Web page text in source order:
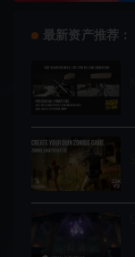
最新资产推荐：